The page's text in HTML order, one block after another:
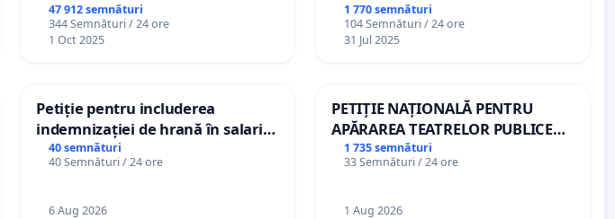
47 912 semnături
344 Semnături / 24 ore
1 Oct 2025
1 770 semnături
104 Semnături / 24 ore
31 Jul 2025
Petiție pentru includerea
indemnizației de hrană în salariul
de bază și protejarea gradațiilor
de vechime pentru asistenții
40 semnături
40 Semnături / 24 ore
6 Aug 2026
PETIȚIE NAȚIONALĂ PENTRU
APĂRAREA TEATRELOR PUBLICE
DE REPERTORIU DIN ROMÂNIA
1 735 semnături
33 Semnături / 24 ore
1 Aug 2026